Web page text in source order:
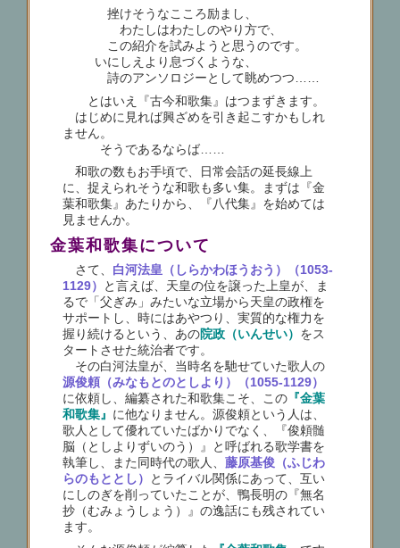
挫けそうなこころ励まし、
わたしはわたしのやり方で、
この紹介を試みようと思うのです。
いにしえより息づくような、
詩のアンソロジーとして眺めつつ……
とはいえ『古今和歌集』はつまずきます。
はじめに見れば興ざめを引き起こすかもしれ
ません。
そうであるならば……
和歌の数もお手頃で、日常会話の延長線上
に、捉えられそうな和歌も多い集。まずは『金
葉和歌集』あたりから、『八代集』を始めては
見ませんか。
金葉和歌集について
さて、 白河法皇（しらかわほうおう）（1053-
1129）
と言えば、天皇の位を譲った上皇が、ま
るで「父ぎみ」みたいな立場から天皇の政権を
サポートし、時にはあやつり、実質的な権力を
握り続けるという、あの院政（いんせい） をス
タートさせた統治者です。
その白河法皇が、当時名を馳せていた歌人の
源俊頼（みなもとのとしより）（1055-1129）
に依頼し、編纂された和歌集こそ、この 『金葉
和歌集』 に他なりません。源俊頼という人は、
歌人として優れていたばかりでなく、『俊頼髄
脳（としよりずいのう）』と呼ばれる歌学書を
執筆し、また同時代の歌人、藤原基俊（ふじわ
らのもととし）
とライバル関係にあって、互い
にしのぎを削っていたことが、鴨長明の『無名
抄（むみょうしょう）』の逸話にも残されてい
ます。